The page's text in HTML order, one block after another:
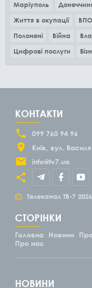
Маріуполь
Життя в окупації
ВПО
Полонені
Війна
Цифрові послуги
КОНТАКТИ
099 760 94 96
Київ
вул.
info@tv7.ua
© Телеканал ТВ-7 2026
СТОРІНКИ
Головна Новини
Про нас
НОВИНИ